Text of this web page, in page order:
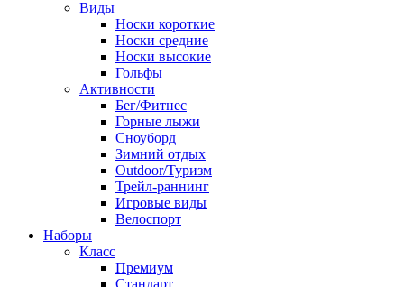
Виды
Носки короткие
Носки средние
Носки высокие
Гольфы
Активности
Бег/Фитнес
Горные лыжи
Сноуборд
Зимний отдых
Outdoor/Туризм
Трейл-раннинг
Игровые виды
Велоспорт
Наборы
Класс
Премиум
Стандарт